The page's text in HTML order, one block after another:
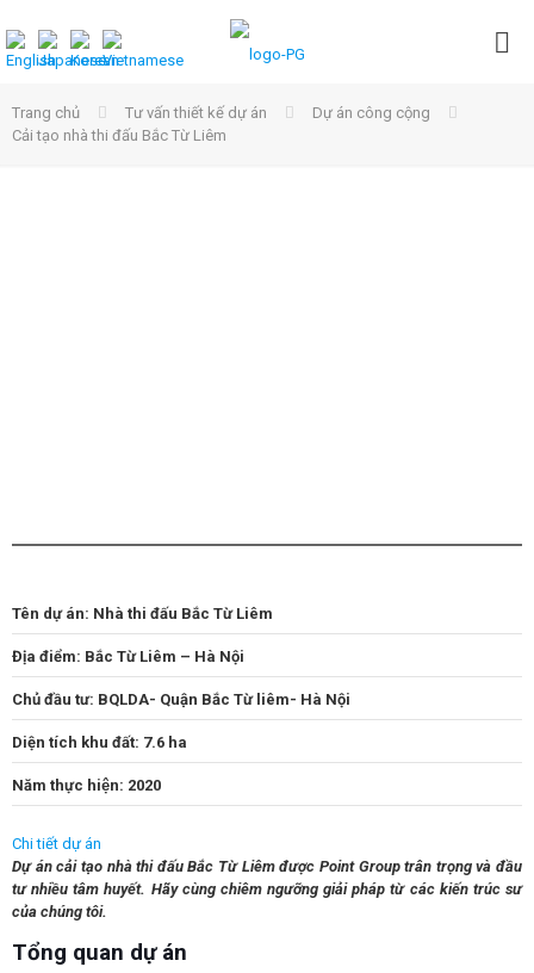
Trang chủ Tư vấn thiết kế dự án
Dự án công cộng
Cải tạo nhà thi đấu Bắc Từ Liêm
Tên dự án: Nhà thi đấu Bắc Từ Liêm
Địa điểm: Bắc Từ Liêm – Hà Nội
Chủ đầu tư: BQLDA- Quận Bắc Từ liêm- Hà Nội
Diện tích khu đất: 7.6 ha
Năm thực hiện: 2020
Chi tiết dự án
Dự án cải tạo nhà thi đấu Bắc Từ Liêm được Point Group trân trọng và đầu
tư nhiều tâm huyết. Hãy cùng chiêm ngưỡng giải pháp từ các kiến trúc sư
của chúng tôi.
Tổng quan dự án